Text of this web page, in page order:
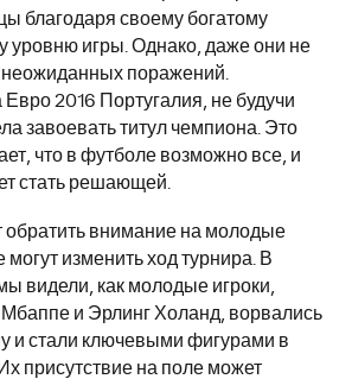
благодаря своему богатому
уровню игры. Однако, даже они не
поражений.
2016 Португалия, не будучи
завоевать титул чемпиона. Это
что в футболе возможно все, и
стать решающей.
обратить внимание на молодые
изменить ход турнира. В
видели, как молодые игроки,
Мбаппе и Эрлинг Холанд, ворвались
и стали ключевыми фигурами в
присутствие на поле может